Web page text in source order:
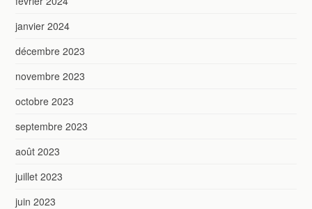
janvier 2024
décembre 2023
novembre 2023
octobre 2023
septembre 2023
août 2023
juillet 2023
juin 2023